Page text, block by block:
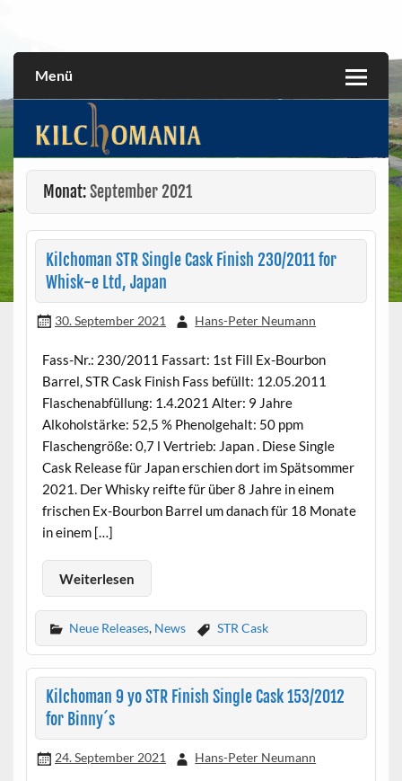
Menü
Monat:September 2021
Kilchoman STR Single Cask Finish 230/2011 for
Whisk-e Ltd, Japan
30. September 2021 Hans-Peter Neumann
Fass-Nr.: 230/2011 Fassart: 1st Fill Ex-Bourbon
Barrel, STR Cask Finish Fass befüllt: 12.05.2011
Flaschenabfüllung: 1.4.2021 Alter: 9 Jahre
Alkoholstärke: 52,5 % Phenolgehalt: 50 ppm
Flaschengröße: 0,7 l Vertrieb: Japan . Diese Single
Cask Release für Japan erschien dort im Spätsommer
2021. Der Whisky reifte für über 8 Jahre in einem
frischen Ex-Bourbon Barrel um danach für 18 Monate
in einem […]
Weiterlesen
Neue Releases, News STR Cask
Kilchoman 9 yo STR Finish Single Cask 153/2012
for Binny´s
24. September 2021 Hans-Peter Neumann